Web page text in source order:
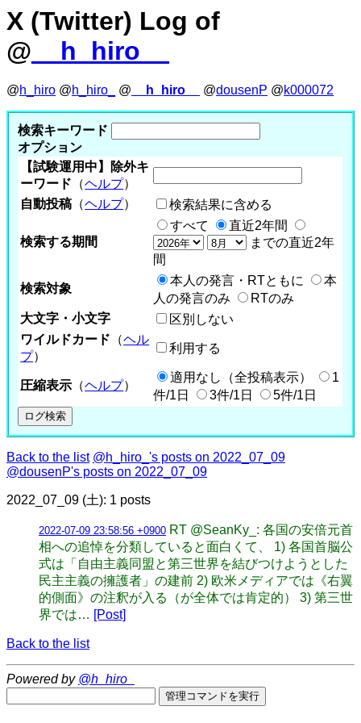
X (Twitter) Log of
@ __h_hiro__
@h_hiro @h_hiro_ @ __h_hiro__ @dousenP @k000072
検索キーワード
オプション
【試験運用中】除外キ
ーワード （ヘルプ）
自動投稿 （ヘルプ） 検索結果に含める
検索する期間
すべて
直近2年間
までの直近2年
間
検索対象
本人の発言・RTともに
本
人の発言のみ
RTのみ
大文字・小文字
区別しない
ワイルドカード （ヘル
プ）
利用する
圧縮表示 （ヘルプ）
適用なし（全投稿表示）
1
件/1日
3件/1日 5件/1日
Back to the list @h_hiro_'s posts on 2022_07_09
@dousenP's posts on 2022_07_09
2022_07_09 (土): 1 posts
2022-07-09 23:58:56 +0900 RT @SeanKy_: 各国の安倍元首
相への追悼を分類していると面白くて、 1) 各国首脳公
式は「自由主義同盟と第三世界を結びつけようとした
民主主義の擁護者」の建前 2) 欧米メディアでは《右翼
的側面》の注釈が入る（が全体では肯定的） 3) 第三世
界では… [Post]
Back to the list
Powered by @h_hiro_